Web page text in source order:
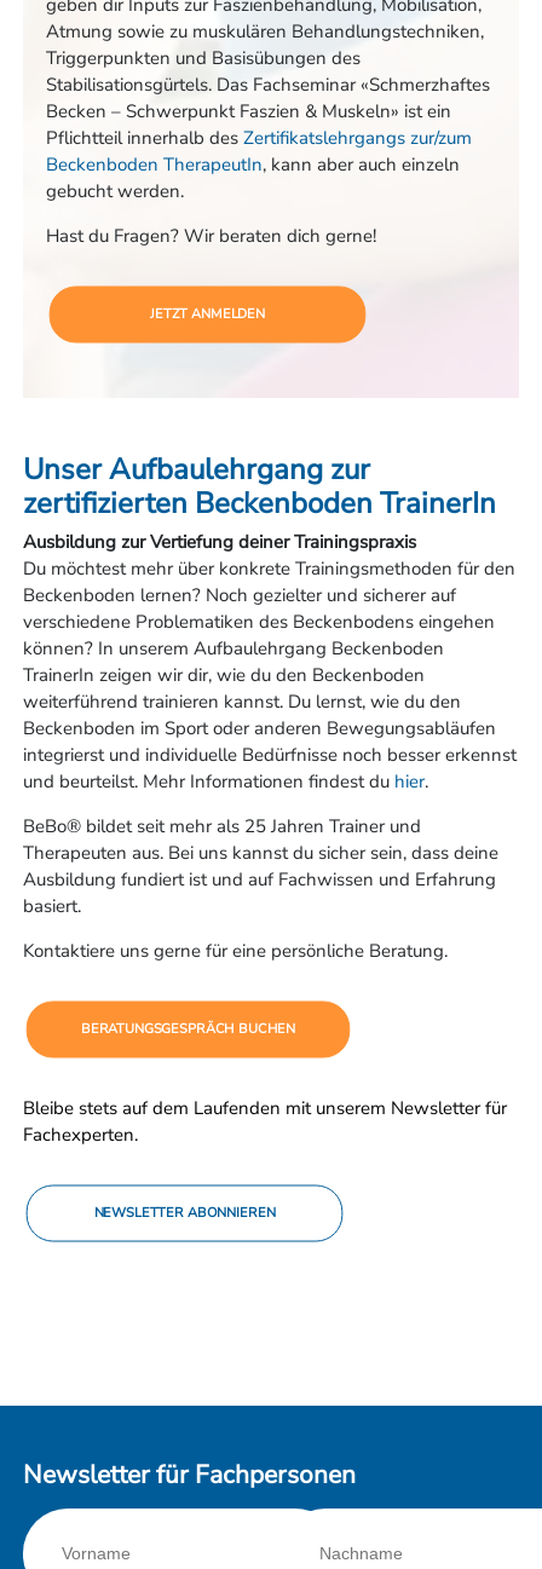
Atmung sowie zu muskulären Behandlungstechniken,
Triggerpunkten und Basisübungen des
Stabilisationsgürtels. Das Fachseminar «Schmerzhaftes
Becken – Schwerpunkt Faszien & Muskeln» ist ein
Pflichtteil innerhalb des Zertifikatslehrgangs zur/zum
Beckenboden TherapeutIn, kann aber auch einzeln
gebucht werden.
Hast du Fragen? Wir beraten dich gerne!
JETZT ANMELDEN
Unser Aufbaulehrgang zur
zertifizierten Beckenboden TrainerIn
Ausbildung zur Vertiefung deiner Trainingspraxis
Du möchtest mehr über konkrete Trainingsmethoden für den
Beckenboden lernen? Noch gezielter und sicherer auf
verschiedene Problematiken des Beckenbodens eingehen
können? In unserem Aufbaulehrgang Beckenboden
TrainerIn zeigen wir dir, wie du den Beckenboden
weiterführend trainieren kannst. Du lernst, wie du den
Beckenboden im Sport oder anderen Bewegungsabläufen
integrierst und individuelle Bedürfnisse noch besser erkennst
und beurteilst. Mehr Informationen findest du hier.
BeBo® bildet seit mehr als 25 Jahren Trainer und
Therapeuten aus. Bei uns kannst du sicher sein, dass deine
Ausbildung fundiert ist und auf Fachwissen und Erfahrung
basiert.
Kontaktiere uns gerne für eine persönliche Beratung.
BERATUNGSGESPRÄCH BUCHEN
Bleibe stets auf dem Laufenden mit unserem Newsletter für
Fachexperten.
NEWSLETTER ABONNIEREN
Newsletter für Fachpersonen